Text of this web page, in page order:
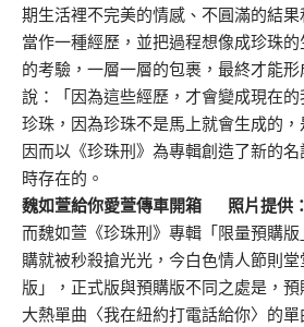
期生活裡不完美的情感、不圓滿的結
當作一種經歷，並把過程想像成珍珠
的考驗，一層一層的包裹，最終才能
說：「因為這些經歷，才會變成現在
珍珠，因為珍珠不是馬上就會生成的，
因而以《珍珠刑》為專輯創造了新的
時存在的。
魏如萱給你愛萱傳車開箱 照片提供
而魏如萱《珍珠刑》專輯「限量預購
購就被秒殺搶光光，今白色情人節則
版」，正式版與預購版不同之處是，
大熱單曲〈我在紐約打電話給你〉的單